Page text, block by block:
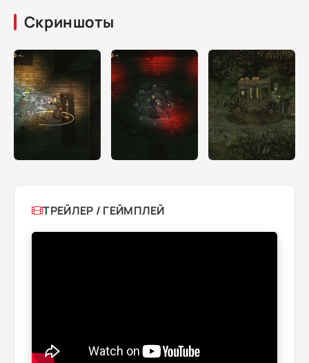
Скриншоты
ТРЕЙЛЕР / ГЕЙМПЛЕЙ